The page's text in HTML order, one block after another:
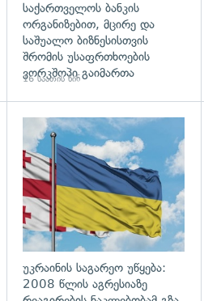
საქართველოს ბანკის
ორგანიზებით, მცირე და
საშუალო ბიზნესისთვის
შრომის უსაფრთხოების
ვორკშოპი გაიმართა
16 საათის წინ
უკრაინის საგარეო უწყება:
2008 წლის აგრესიაზე